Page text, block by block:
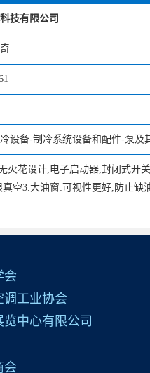
技有限公司
设备-制冷系统设备和配件-泵及
火花设计,电子启动器,封闭式开
空3.大油窗:可视性更好,防止缺
会
调工业协会
中心有限公司
会